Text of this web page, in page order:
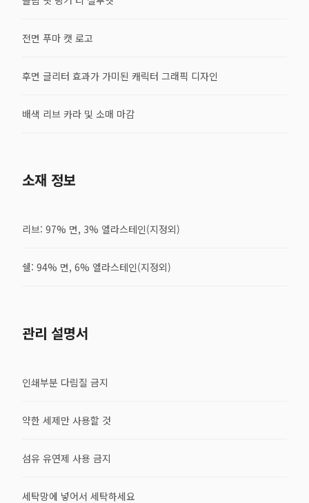
전면 푸마 캣 로고
후면 글리터 효과가 가미된 캐릭터 그래픽 디자인
배색 리브 카라 및 소매 마감
소재 정보
리브: 97% 면, 3% 엘라스테인(지정외)
쉘: 94% 면, 6% 엘라스테인(지정외)
관리 설명서
인쇄부분 다림질 금지
약한 세제만 사용할 것
섬유 유연제 사용 금지
세탁망에 넣어서 세탁하세요